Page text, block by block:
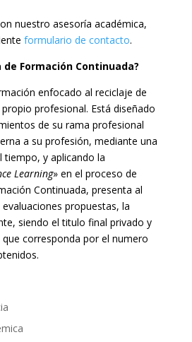
nuestro asesoría académica,
formulario de contacto.
de Formación Continuada?
enfocado al reciclaje de
profesional. Está diseñado
de su rama profesional
a su profesión, mediante una
y aplicando la
Learning» en el proceso de
Continuada, presenta al
propuestas, la
siendo el titulo final privado y
corresponda por el numero